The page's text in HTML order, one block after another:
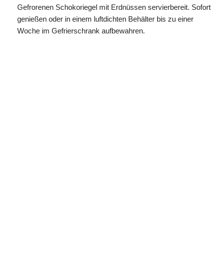
Gefrorenen Schokoriegel mit Erdnüssen servierbereit. Sofort
genießen oder in einem luftdichten Behälter bis zu einer
Woche im Gefrierschrank aufbewahren.